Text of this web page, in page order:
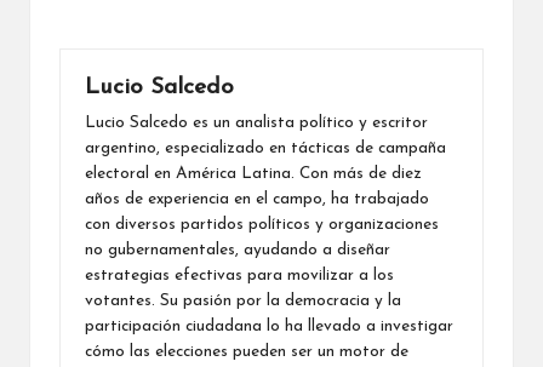
Lucio Salcedo
Lucio Salcedo es un analista político y escritor
argentino, especializado en tácticas de campaña
electoral en América Latina. Con más de diez
años de experiencia en el campo, ha trabajado
con diversos partidos políticos y organizaciones
no gubernamentales, ayudando a diseñar
estrategias efectivas para movilizar a los
votantes. Su pasión por la democracia y la
participación ciudadana lo ha llevado a investigar
cómo las elecciones pueden ser un motor de